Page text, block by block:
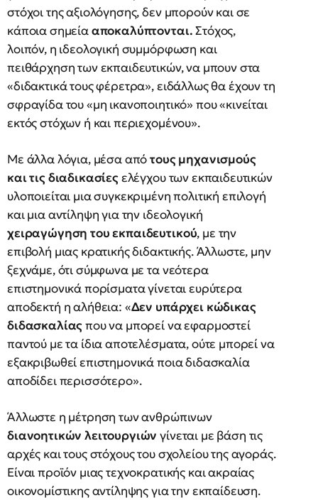
στόχοι της αξιολόγησης, δεν μπορούν και σε
κάποια σημείααποκαλύπτονται.Στόχος,
λοιπόν, η ιδεολογική συμμόρφωση και
πειθάρχηση των εκπαιδευτικών, να μπουν στα
«διδακτικά τους φέρετρα», ειδάλλως θα έχουν τη
σφραγίδα του «μη ικανοποιητικό» που «κινείται
εκτός στόχων ή και περιεχομένου».
Με άλλα λόγια, μέσα απότους μηχανισμούς
και τις διαδικασίεςελέγχου των εκπαιδευτικών
υλοποιείται μια συγκεκριμένη πολιτική επιλογή
και μια αντίληψη για την ιδεολογική
χειραγώγηση του εκπαιδευτικού, με την
επιβολή μιας κρατικής διδακτικής. Άλλωστε, μην
ξεχνάμε, ότι σύμφωνα με τα νεότερα
επιστημονικά πορίσματα γίνεται ευρύτερα
αποδεκτή η αλήθεια: «Δεν υπάρχει κώδικας
διδασκαλίαςπου να μπορεί να εφαρμοστεί
παντού με τα ίδια αποτελέσματα, ούτε μπορεί να
εξακριβωθεί επιστημονικά ποια διδασκαλία
αποδίδει περισσότερο».
Άλλωστε η μέτρηση των ανθρώπινων
διανοητικών λειτουργιών γίνεται με βάση τις
αρχές και τους στόχους του σχολείου της αγοράς.
Είναι προϊόν μιας τεχνοκρατικής και ακραίας
οικονομίστικης αντίληψης για την εκπαίδευση.